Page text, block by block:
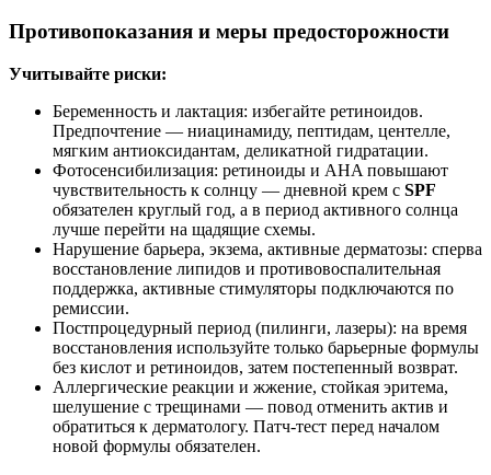
Противопоказания и меры предосторожности
Учитывайте риски:
Беременность и лактация: избегайте ретиноидов.
Предпочтение — ниацинамиду, пептидам, центелле,
мягким антиоксидантам, деликатной гидратации.
Фотосенсибилизация: ретиноиды и AHA повышают
чувствительность к солнцу — дневной крем с SPF
обязателен круглый год, а в период активного солнца
лучше перейти на щадящие схемы.
Нарушение барьера, экзема, активные дерматозы: сперва
восстановление липидов и противовоспалительная
поддержка, активные стимуляторы подключаются по
ремиссии.
Постпроцедурный период (пилинги, лазеры): на время
восстановления используйте только барьерные формулы
без кислот и ретиноидов, затем постепенный возврат.
Аллергические реакции и жжение, стойкая эритема,
шелушение с трещинами — повод отменить актив и
обратиться к дерматологу. Патч‑тест перед началом
новой формулы обязателен.